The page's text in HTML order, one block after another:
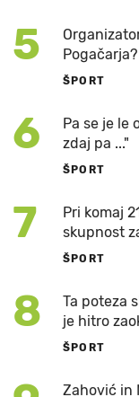
5
Pogačarja?
ŠPORT
6
Pa se je le
zdaj pa ..."
ŠPORT
7
Pri komaj
skupnost
ŠPORT
8
Ta poteza
je hitro
ŠPORT
Zahović in